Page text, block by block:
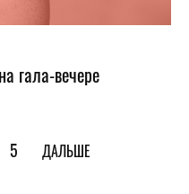
гала-вечере
5 ДАЛЬШЕ